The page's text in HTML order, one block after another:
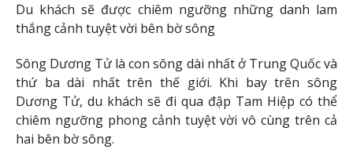
Du khách sẽ được chiêm ngưỡng những danh lam
thắng cảnh tuyệt vời bên bờ sông
Sông Dương Tử là con sông dài nhất ở Trung Quốc và
thứ ba dài nhất trên thế giới. Khi bay trên sông
Dương Tử, du khách sẽ đi qua đập Tam Hiệp có thể
chiêm ngưỡng phong cảnh tuyệt vời vô cùng trên cả
hai bên bờ sông.